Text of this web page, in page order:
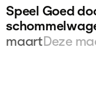
Speel Goed
maartDeze